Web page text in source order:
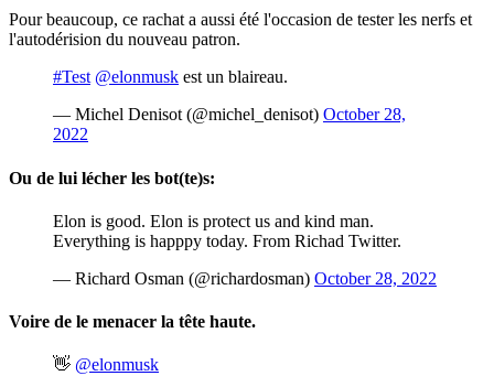
Pour beaucoup, ce rachat a aussi été l'occasion de tester les nerfs et
l'autodérision du nouveau patron.
#Test @elonmusk est un blaireau.
— Michel Denisot (@michel_denisot) October 28,
2022
Ou de lui lécher les bot(te)s:
Elon is good. Elon is protect us and kind man.
Everything is happpy today. From Richad Twitter.
— Richard Osman (@richardosman) October 28, 2022
Voire de le menacer la tête haute.
👋 @elonmusk